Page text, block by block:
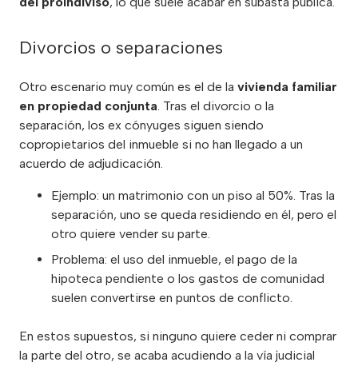
Divorcios o separaciones
Otro escenario muy común es el de la vivienda familiar
en propiedad conjunta. Tras el divorcio o la
separación, los ex cónyuges siguen siendo
copropietarios del inmueble si no han llegado a un
acuerdo de adjudicación.
Ejemplo: un matrimonio con un piso al 50%. Tras la
separación, uno se queda residiendo en él, pero el
otro quiere vender su parte.
Problema: el uso del inmueble, el pago de la
hipoteca pendiente o los gastos de comunidad
suelen convertirse en puntos de conflicto.
En estos supuestos, si ninguno quiere ceder ni comprar
la parte del otro, se acaba acudiendo a la vía judicial